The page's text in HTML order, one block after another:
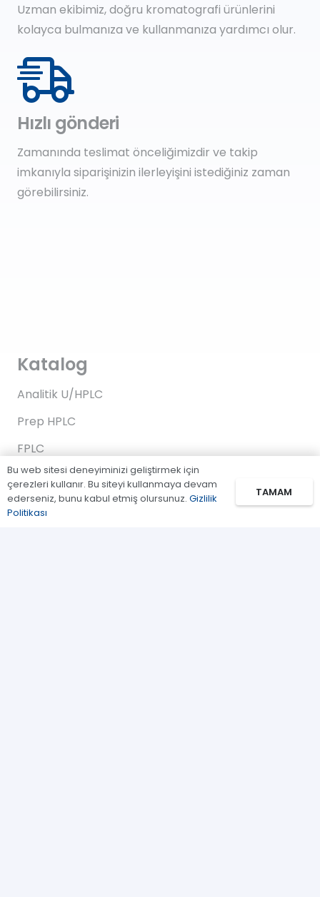
Uzman ekibimiz, doğru kromatografi ürünlerini
kolayca bulmanıza ve kullanmanıza yardımcı olur.
Hızlı gönderi
Zamanında teslimat önceliğimizdir ve takip
imkanıyla siparişinizin ilerleyişini istediğiniz zaman
görebilirsiniz.
Katalog
Analitik U/HPLC
Prep HPLC
FPLC
Gaz Kromatografi
Standartlar/Reaktifler
Bu web sitesi deneyiminizi geliştirmek için
çerezleri kullanır. Bu siteyi kullanmaya devam
ederseniz, bunu kabul etmiş olursunuz. Gizlilik
Politikası
TAMAM